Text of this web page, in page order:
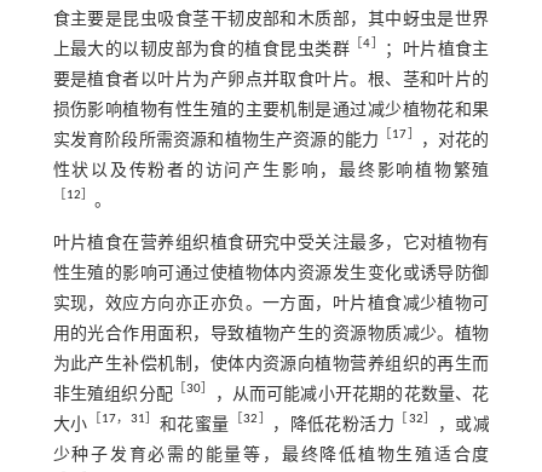
食主要是昆虫吸食茎干韧皮部和木质部，其中蚜虫是世界
上最大的以韧皮部为食的植食昆虫类群［4］
；叶片植食主
要是植食者以叶片为产卵点并取食叶片。根、茎和叶片的
损伤影响植物有性生殖的主要机制是通过减少植物花和果
实发育阶段所需资源和植物生产资源的能力
［17］
，对花的
性状以及传粉者的访问产生影响，最终影响植物繁殖
［12］ 。
叶片植食在营养组织植食研究中受关注最多，它对植物有
性生殖的影响可通过使植物体内资源发生变化或诱导防御
实现，效应方向亦正亦负。一方面，叶片植食减少植物可
用的光合作用面积，导致植物产生的资源物质减少。植物
为此产生补偿机制，使体内资源向植物营养组织的再生而
非生殖组织分配 ［30］
，从而可能减小开花期的花数量、花
大小 ［17， 31］ 和花蜜量 ［32］ ，降低花粉活力 ［32］
，或减
少种子发育必需的能量等，最终降低植物生殖适合度